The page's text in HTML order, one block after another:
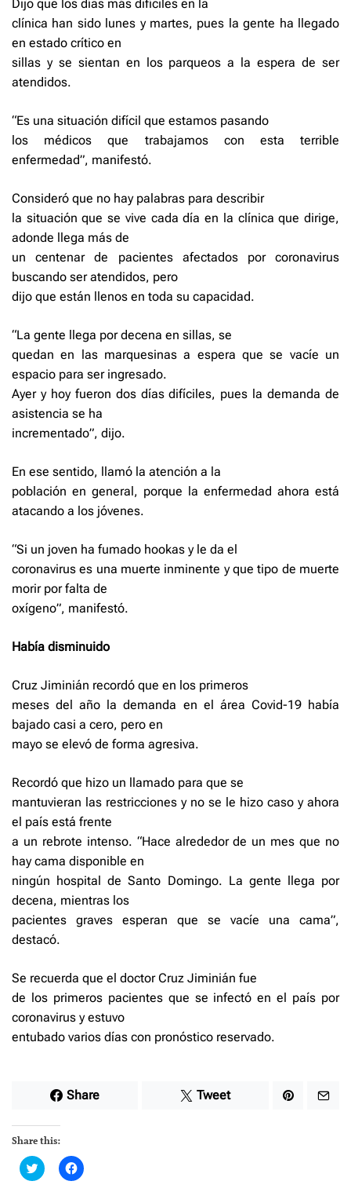
Dijo que los días más difíci­les en la
clínica han sido lu­nes y martes, pues la gente ha llegado
en estado crítico en
sillas y se sientan en los parqueos a la espera de ser
atendidos.
“Es una situación difícil que estamos pasando
los médicos que trabajamos con esta terrible
enfermedad”, manifestó.
Consideró que no hay palabras para describir
la situación que se vive cada día en la clínica que dirige,
adonde llega más de
un centenar de pacientes afectados por coronavirus
buscando ser atendidos, pero
dijo que están llenos en toda su capacidad.
“La gente llega por dece­na en sillas, se
quedan en las marquesinas a espera que se vacíe un
espacio para ser ingresado.
Ayer y hoy fueron dos días difíciles, pues la demanda de
asistencia se ha
incrementado”, dijo.
En ese sentido, llamó la atención a la
población en general, porque la enferme­dad ahora está
atacando a los jóvenes.
“Si un joven ha fumado hookas y le da el
coronavirus es una muerte inminente y que tipo de muerte
morir por falta de
oxígeno”, manifestó.
Había disminuido
Cruz Jiminián recordó que en los primeros
meses del año la demanda en el área Covid-19 había
bajado casi a cero, pero en
mayo se elevó de forma agresiva.
Recordó que hizo un llama­do para que se
mantuvieran las restricciones y no se le hizo caso y ahora
el país está frente
a un rebrote intenso. “Hace alrededor de un mes que no
hay cama dispo­nible en
ningún hospital de Santo Domingo. La gente llega por
decena, mientras los
pacientes graves esperan que se vacíe una cama”,
destacó.
Se recuerda que el doctor Cruz Jiminián fue
de los primeros pacientes que se infectó en el país por
coronavirus y estuvo
entubado varios días con pronóstico reservado.
Share Tweet
Share this:
C
l
C
l